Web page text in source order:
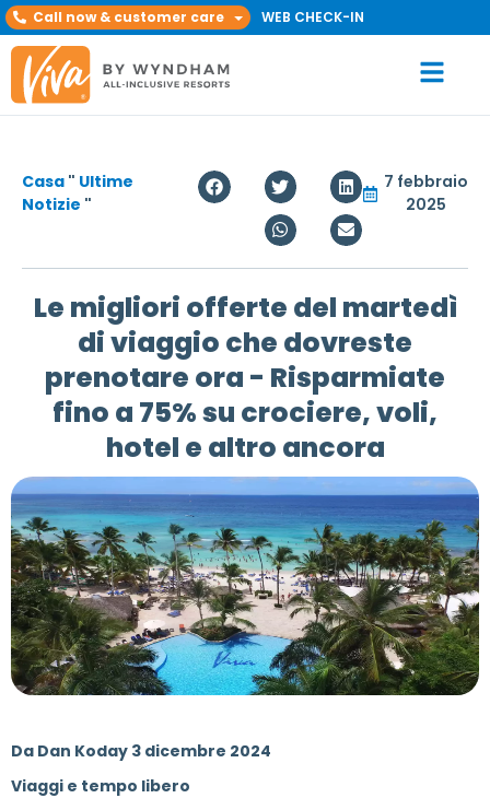
Call now & customer care WEB CHECK-IN
Casa " Ultime
Notizie "
7 febbraio
2025
Le migliori offerte del martedì
di viaggio che dovreste
prenotare ora - Risparmiate
fino a 75% su crociere, voli,
hotel e altro ancora
Da Dan Koday 3 dicembre 2024
Viaggi e tempo libero